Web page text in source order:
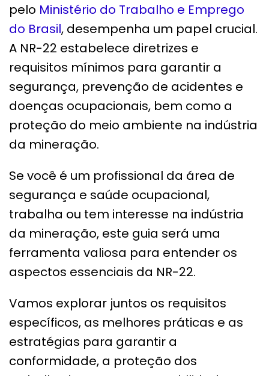
pelo Ministério do Trabalho e Emprego
do Brasil, desempenha um papel crucial.
A NR-22 estabelece diretrizes e
requisitos mínimos para garantir a
segurança, prevenção de acidentes e
doenças ocupacionais, bem como a
proteção do meio ambiente na indústria
da mineração.
Se você é um profissional da área de
segurança e saúde ocupacional,
trabalha ou tem interesse na indústria
da mineração, este guia será uma
ferramenta valiosa para entender os
aspectos essenciais da NR-22.
Vamos explorar juntos os requisitos
específicos, as melhores práticas e as
estratégias para garantir a
conformidade, a proteção dos